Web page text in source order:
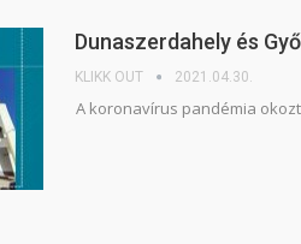
Dunaszerdahely és
KLIKK OUT 2021.04.30.
A koronavírus pandémia